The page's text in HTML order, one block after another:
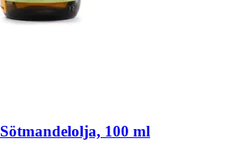
Sötmandelolja, 100 ml